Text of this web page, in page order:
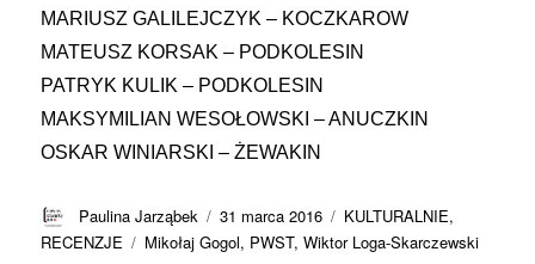
MARIUSZ GALILEJCZYK – KOCZKAROW
MATEUSZ KORSAK – PODKOLESIN
PATRYK KULIK – PODKOLESIN
MAKSYMILIAN WESOŁOWSKI – ANUCZKIN
OSKAR WINIARSKI – ŻEWAKIN
Autor
Paulina Jarząbek
Data
publikacji
31 marca 2016 Kategorie
KULTURALNIE,
RECENZJE
Tagi
Mikołaj Gogol, PWST,Wiktor Loga-Skarczewski